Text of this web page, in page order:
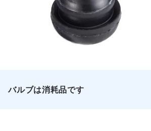
バルブは消耗品です